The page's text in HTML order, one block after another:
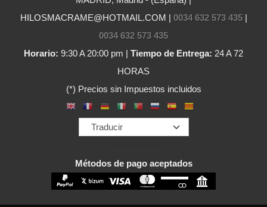
HILOSMACRAME@HOTMAIL.COM | 0034 632 573 435|
0034 632 573 435
Horario: 9:30 A 20:00 pm | Tiempo de Entrega: 24 A 72
HORAS
(*) Precios sin Impuestos incluidos
Métodos de pago aceptados